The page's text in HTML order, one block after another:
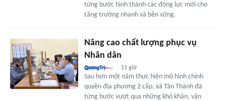
từng bước hình thành các động lực mới cho
tăng trưởng nhanh và bền vững.
Nâng cao chất lượng phục vụ
Nhân dân
11 giờ
Sau hơn một năm thực hiện mô hình chính
quyền địa phương 2 cấp, xã Tân Thành đã
từng bước vượt qua những khó khăn, vận